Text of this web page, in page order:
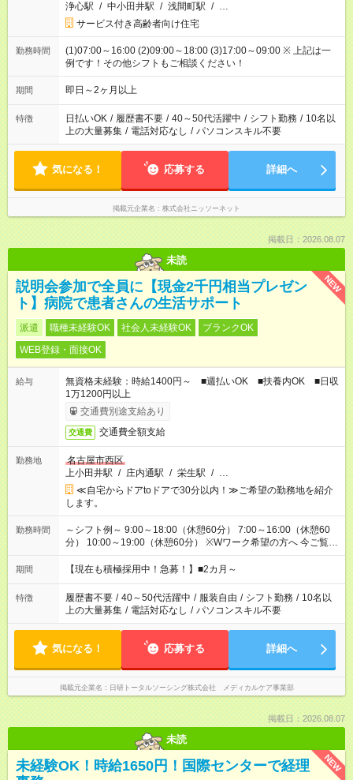
浄心駅 / 中小田井駅 / 浅間町駅 / …
サービス付き高齢者向け住宅
勤務時間
(1)07:00～16:00 (2)09:00～18:00 (3)17:00～09:00 ※ 上記は一
例です！その他シフトもご相談ください！
期間 即日～2ヶ月以上
特徴 日払いOK / 履歴書不要 / 40～50代活躍中 / シフト勤務 / 10名以
上の大量募集 / 電話対応なし / パソコンスキル不要
気になる！ 応募する 詳細へ
掲載元企業名 株式会社ニッソーネット
掲載日：2026.08.07
未読
NEW
説明会参加で全員に【現金2千円相当プレゼン
ト】病院で患者さんの生活サポート
派遣 職種未経験OK 社会人未経験OK
ブランクOK
WEB登録・面接OK
給与
無資格未経験：時給1400円～ ■週払いOK ■扶養内OK ■日収
1万1200円以上
交通費別途支給あり
交通費 交通費全額支給
勤務地
名古屋市西区
上小田井駅 / 庄内通駅 / 栄生駅 / …
≪自宅からドアtoドアで30分以内！≫ご希望の勤務地を紹介
します。
勤務時間
～シフト例～ 9:00～18:00（休憩60分） 7:00～16:00（休憩60
分） 10:00～19:00（休憩60分） ※Wワーク希望の方へ 今ご覧の
お仕事で希望する勤務時間と、もう1つのお仕事の勤務時間の合
計が 週40時間を超えなければOKです。
期間 【現在も積極採用中！急募！】■2カ月～
特徴 履歴書不要 / 40～50代活躍中 / 服装自由 / シフト勤務 / 10名以
上の大量募集 / 電話対応なし / パソコンスキル不要
気になる！ 応募する 詳細へ
掲載元企業名 日研トータルソーシング株式会社 メディカルケア事業部
掲載日：2026.08.07
未読
NEW
未経験OK！時給1650円！国際センターで経理